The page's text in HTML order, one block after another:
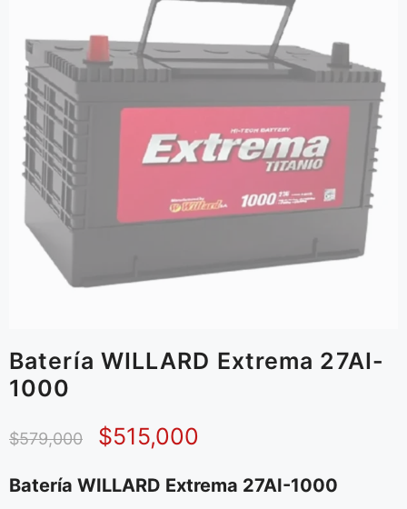
Batería WILLARD Extrema 27AI-
1000
$579,000 $515,000
Batería WILLARD Extrema 27AI-1000